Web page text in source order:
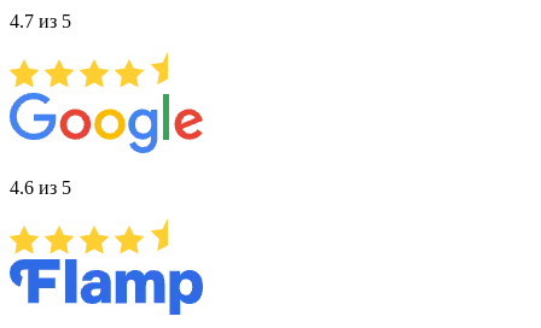
4.7 из 5
4.6 из 5